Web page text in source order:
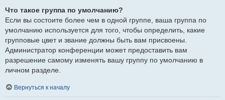
Что такое группа по умолчанию?
Если вы состоите более чем в одной группе, ваша группа по
умолчанию используется для того, чтобы определить, какие
групповые цвет и звание должны быть вам присвоены.
Администратор конференции может предоставить вам
разрешение самому изменять вашу группу по умолчанию в
личном разделе.
Вернуться к началу